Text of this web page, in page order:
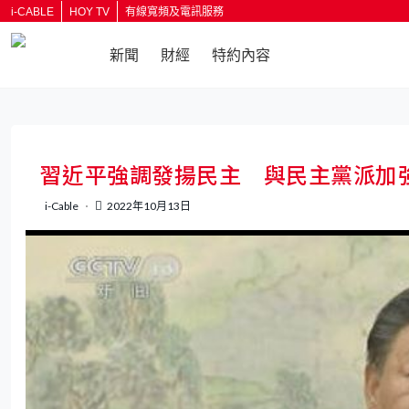
i-CABLE HOY TV 有線寬頻及電訊服務
新聞 財經 特約內容
習近平強調發揚民主 與民主黨派加
i-Cable 2022年10月13日